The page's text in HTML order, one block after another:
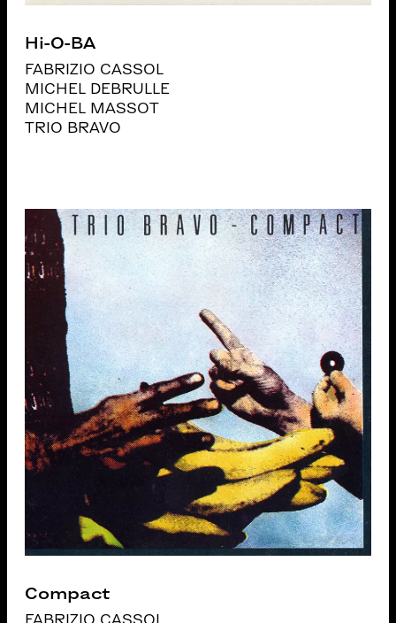
Hi-O-BA
FABRIZIO CASSOL
MICHEL DEBRULLE
MICHEL MASSOT
TRIO BRAVO
Compact
FABRIZIO CASSOL